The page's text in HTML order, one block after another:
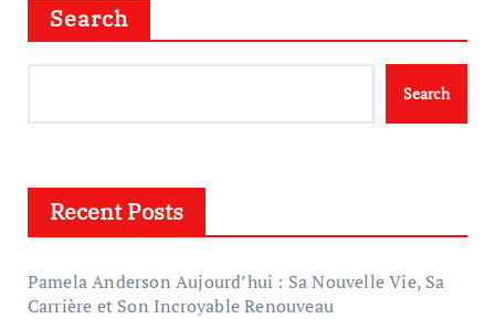
Search
Search
Recent Posts
Pamela Anderson Aujourd’hui : Sa Nouvelle Vie, Sa
Carrière et Son Incroyable Renouveau